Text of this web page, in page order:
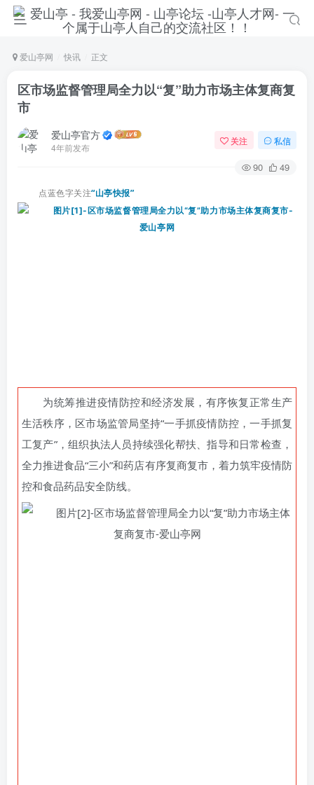
爱山亭网 快讯 正文
区市场监督管理局全力以“复”助力市场主体复商复
市
爱山亭官方
4年前发布
关注 私信
90 49
点蓝色字关注“山亭快报”
为统筹推进疫情防控和经济发展，有序恢复正常生产
生活秩序，区市场监管局坚持“一手抓疫情防控，一手抓复
工复产”，组织执法人员持续强化帮扶、指导和日常检查，
全力推进食品“三小”和药店有序复商复市，着力筑牢疫情防
控和食品药品安全防线。